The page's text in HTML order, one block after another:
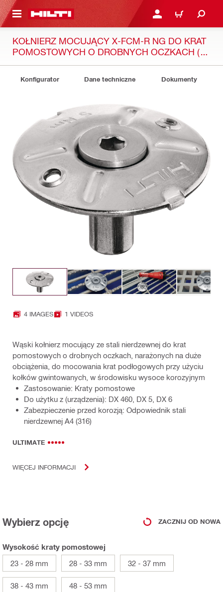
GŁÓWNEJ ZALOGUJ SIĘ LUB
KOSZYK
KOŁNIERZ MOCUJĄCY X-FCM-R NG DO KRAT
POMOSTOWYCH O DROBNYCH OCZKACH (ZE
Konfigurator Dane techniczne Dokumenty
4 IMAGES 1 VIDEOS
Wąski kołnierz mocujący ze stali nierdzewnej do krat
pomostowych o drobnych oczkach, narażonych na duże
obciążenia, do mocowania krat podłogowych przy użyciu
kołków gwintowanych, w środowisku wysoce korozyjnym
Zastosowanie: Kraty pomostowe
Do użytku z (urządzenia): DX 460, DX 5, DX 6
Zabezpieczenie przed korozją: Odpowiednik stali
nierdzewnej A4 (316)
ULTIMATE
WIĘCEJ INFORMACJI
Wybierz opcję ZACZNIJ OD NOWA
Wysokość kraty pomostowej
23 - 28 mm
28 - 33 mm 32 - 37 mm
38 - 43 mm 48 - 53 mm